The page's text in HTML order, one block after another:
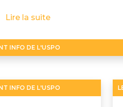
INFO DE L'USPO
Lire la suite
INFO DE L'USPO